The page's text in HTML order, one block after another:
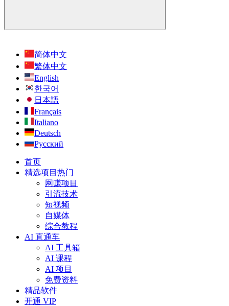
简体中文
繁体中文
English
한국어
日本語
Français
Italiano
Deutsch
Русский
首页
精选项目 热门
网赚项目
引流技术
短视频
自媒体
综合教程
AI 直通车
AI 工具箱
AI 课程
AI 项目
免费资料
精品软件
开通 VIP